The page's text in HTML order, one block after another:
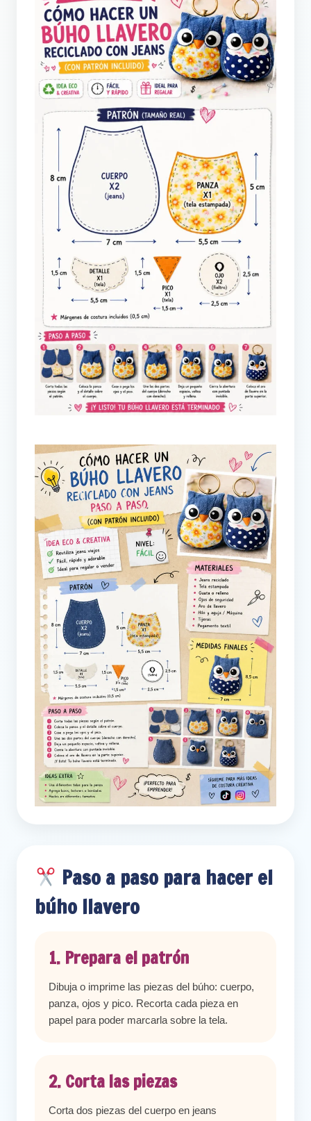
Paso a paso para hacer el
búho llavero
1. Prepara el patrón
Dibuja o imprime las piezas del búho: cuerpo,
panza, ojos y pico. Recorta cada pieza en
papel para poder marcarla sobre la tela.
2. Corta las piezas
Corta dos piezas del cuerpo en jeans